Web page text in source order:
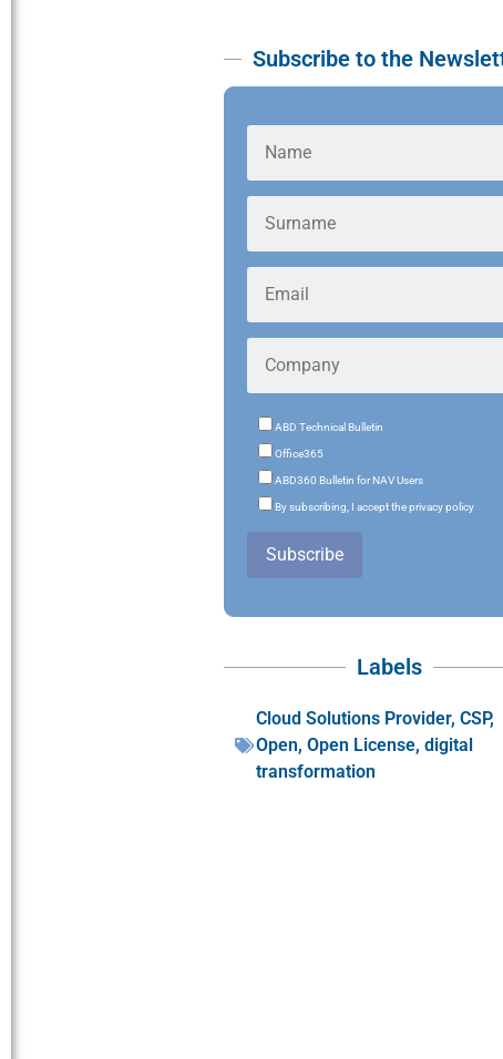
Subscribe to the
ABD Technical Bulletin
Office365
ABD360 Bulletin for NAV Users
By subscribing, I accept the privacy policy
Subscribe
Labels
Cloud Solutions Provider,CSP,
Open,Open License,digital
transformation